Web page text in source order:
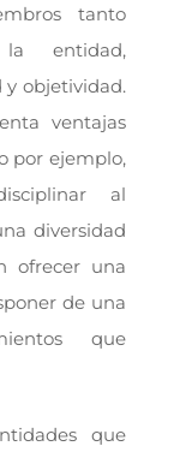
tanto
entidad,
y objetividad.
ventajas
por ejemplo,
al
diversidad
ofrecer una
de una
que
que